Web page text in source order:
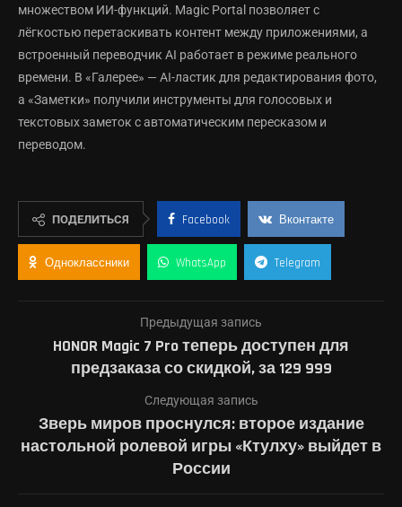
множеством ИИ-функций. Magic Portal позволяет с
лёгкостью перетаскивать контент между приложениями, а
встроенный переводчик AI работает в режиме реального
времени. В «Галерее» — AI-ластик для редактирования фото,
а «Заметки» получили инструменты для голосовых и
текстовых заметок с автоматическим пересказом и
переводом.
ПОДЕЛИТЬСЯ Facebook Вконтакте
Одноклассники WhatsApp Telegram
Предыдущая запись
HONOR Magic 7 Pro теперь доступен для
предзаказа со скидкой, за 129 999
Следующая запись
Зверь миров проснулся: второе издание
настольной ролевой игры «Ктулху» выйдет в
России